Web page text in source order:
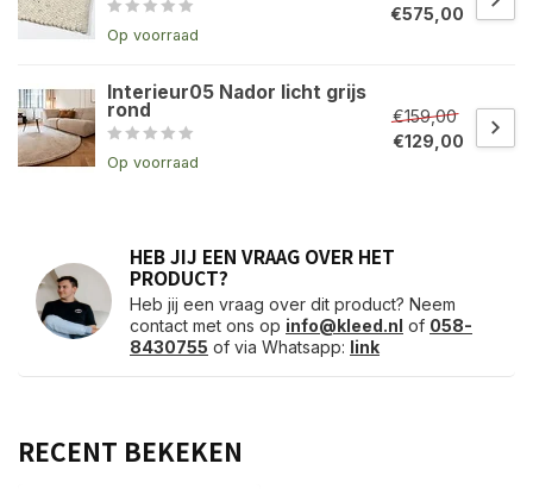
Op voorraad
€575,00
Interieur05 Nador licht grijs
rond
Op voorraad
€159,00
€129,00
HEB JIJ EEN VRAAG OVER HET
PRODUCT?
Heb jij een vraag over dit product? Neem
contact met ons op info@kleed.nl of 058-
8430755 of via Whatsapp: link
RECENT BEKEKEN